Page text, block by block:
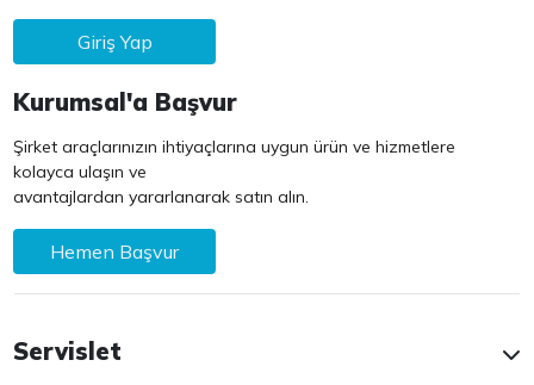
Giriş Yap
Kurumsal'a Başvur
Şirket araçlarınızın ihtiyaçlarına uygun ürün ve hizmetlere
kolayca ulaşın ve
avantajlardan yararlanarak satın alın.
Hemen Başvur
Servislet